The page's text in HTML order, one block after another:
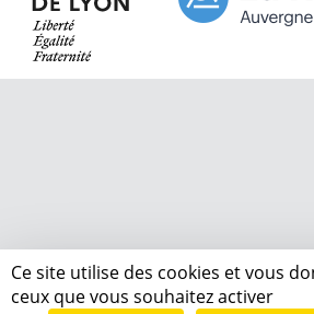
Ce site utilise des cookies et vous
ceux que vous souhaitez activer